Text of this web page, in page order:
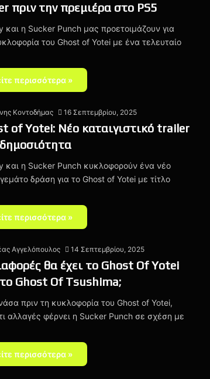
πριν την πρεμιέρα στο PS5
και η Sucker Punch μας προετοιμάζουν για
του Ghost of Yotei με ένα τελευταίο
περισσότερα »
Κοντοδήμας 16 Σεπτεμβρίου, 2025
of Yotei: Νέο καταιγιστικό trailer
και η Sucker Punch κυκλοφορούν ένα νέο
δράση για το Ghost of Yotei με τίτλο
περισσότερα »
Αγγελόπουλος 14 Σεπτεμβρίου, 2025
θα έχει το Ghost Of Yotei
Ghost Of Tsushima;
πριν τη κυκλοφορία του Ghost of Yotei,
αλλαγές φέρνει η Sucker Punch σε σχέση με
περισσότερα »